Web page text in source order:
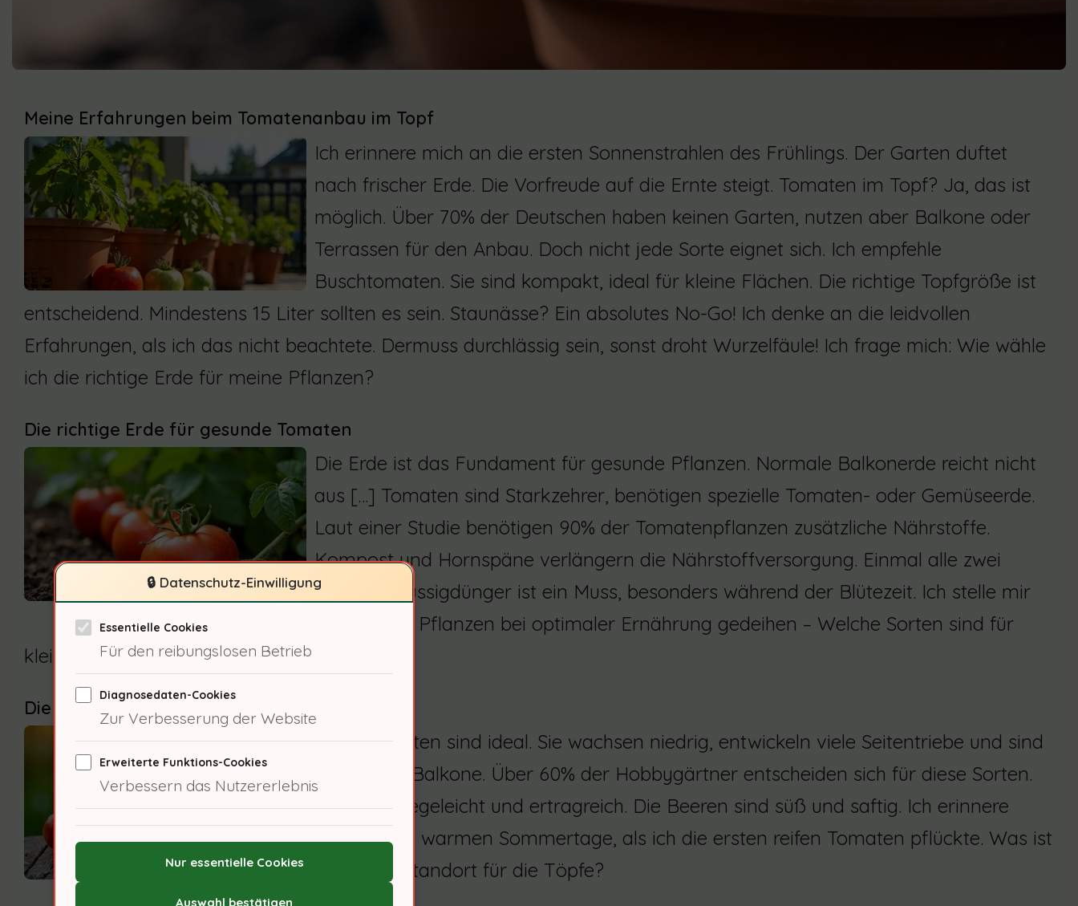
Meine Erfahrungen beim Tomatenanbau im Topf
Ich erinnere mich an die ersten Sonnenstrahlen des Frühlings. Der Garten duftet
nach frischer Erde. Die Vorfreude auf die Ernte steigt. Tomaten im Topf? Ja, das ist
möglich. Über 70% der Deutschen haben keinen Garten, nutzen aber Balkone oder
Terrassen für den Anbau. Doch nicht jede Sorte eignet sich. Ich empfehle
Buschtomaten. Sie sind kompakt, ideal für kleine Flächen. Die richtige Topfgröße ist
entscheidend. Mindestens 15 Liter sollten es sein. Staunässe? Ein absolutes No-Go! Ich denke an die leidvollen
Erfahrungen, als ich das nicht beachtete. Dermuss durchlässig sein, sonst droht Wurzelfäule! Ich frage mich: Wie wähle
ich die richtige Erde für meine Pflanzen?
Die richtige Erde für gesunde Tomaten
Die Erde ist das Fundament für gesunde Pflanzen. Normale Balkonerde reicht nicht
aus […] Tomaten sind Starkzehrer, benötigen spezielle Tomaten- oder Gemüseerde.
Laut einer Studie benötigen 90% der Tomatenpflanzen zusätzliche Nährstoffe.
Kompost und Hornspäne verlängern die Nährstoffversorgung. Einmal alle zwei
Wochen Flüssigdünger ist ein Muss, besonders während der Blütezeit. Ich stelle mir
vor, wie die Pflanzen bei optimaler Ernährung gedeihen – Welche Sorten sind für
kleine Töpfe besonders geeignet?
Die Auswahl der richtigen Tomatensorte
Buschtomaten sind ideal. Sie wachsen niedrig, entwickeln viele Seitentriebe und sind
perfekt für Balkone. Über 60% der Hobbygärtner entscheiden sich für diese Sorten.
Sie sind pflegeleicht und ertragreich. Die Beeren sind süß und saftig. Ich erinnere
mich an die warmen Sommertage, als ich die ersten reifen Tomaten pflückte. Was ist
der beste Standort für die Töpfe?
🔒 Datenschutz-Einwilligung
Essentielle Cookies
Für den reibungslosen Betrieb
Diagnosedaten-Cookies
Zur Verbesserung der Website
Erweiterte Funktions-Cookies
Verbessern das Nutzererlebnis
Nur essentielle Cookies
Auswahl bestätigen